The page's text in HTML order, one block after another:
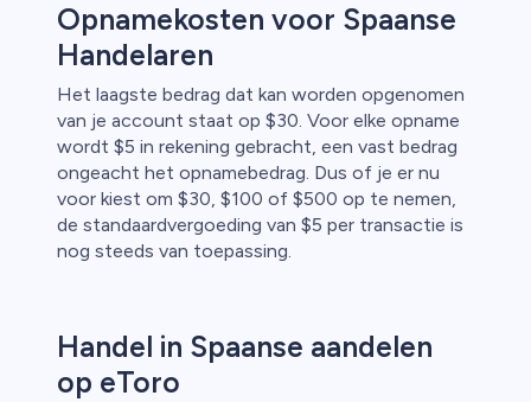
Opnamekosten voor Spaanse
Handelaren
Het laagste bedrag dat kan worden opgenomen
van je account staat op $30. Voor elke opname
wordt $5 in rekening gebracht, een vast bedrag
ongeacht het opnamebedrag. Dus of je er nu
voor kiest om $30, $100 of $500 op te nemen,
de standaardvergoeding van $5 per transactie is
nog steeds van toepassing.
Handel in Spaanse aandelen
op eToro